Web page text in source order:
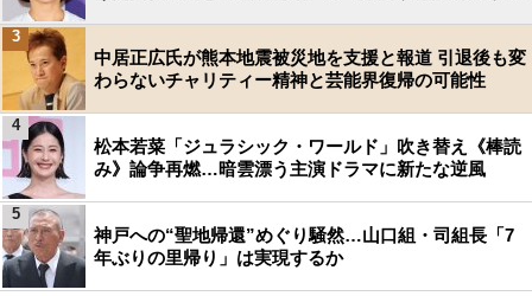
中居正広氏が熊本地震被災地を支援と報道 引退後も変
わらないチャリティー精神と芸能界復帰の可能性
3
松本若菜「ジュラシック・ワールド」吹き替え《棒読
み》論争再燃…暗雲漂う主演ドラマに新たな逆風
4
神戸への“聖地帰還”めぐり騒然…山口組・司組長「7
年ぶりの里帰り」は実現するか
5